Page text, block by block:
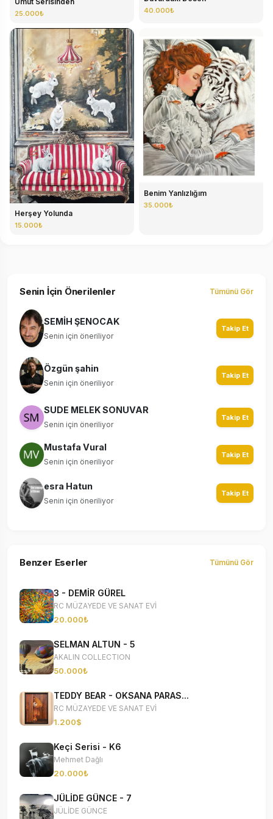
25.000₺ 40.000₺
Herşey Yolunda
15.000₺
Benim Yanlızlığım
35.000₺
Senin İçin Önerilenler Tümünü Gör
SEMİH ŞENOCAK
Senin için öneriliyor
Takip Et
Özgün şahin
Senin için öneriliyor
Takip Et
SUDE MELEK SONUVAR
Senin için öneriliyor
Takip Et
Mustafa Vural
Senin için öneriliyor
Takip Et
esra Hatun
Senin için öneriliyor
Takip Et
Benzer Eserler Tümünü Gör
3 - DEMİR GÜREL
RC MÜZAYEDE VE SANAT EVİ
20.000₺
SELMAN ALTUN - 5
AKALIN COLLECTION
50.000₺
TEDDY BEAR - OKSANA PARAS...
RC MÜZAYEDE VE SANAT EVİ
1.200$
Keçi Serisi - K6
Mehmet Dağlı
20.000₺
JÜLİDE GÜNCE - 7
JÜLİDE GÜNCE